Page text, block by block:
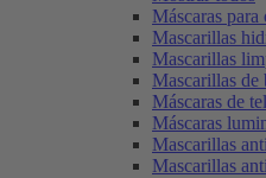
Máscaras
Mascarillas
Mascarillas
Mascarillas de
Máscaras de
Máscaras
Mascarillas
Mascarillas